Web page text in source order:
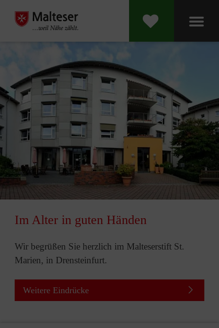
Im Alter in guten Händen
Wir begrüßen Sie herzlich im Malteserstift St.
Marien, in Drensteinfurt.
Weitere Eindrücke